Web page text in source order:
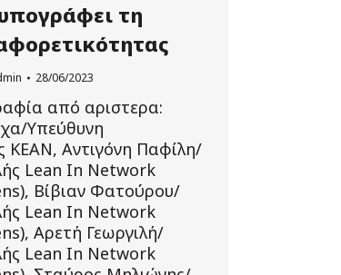
τη
28/06/2023
από αριστερα:
Υπεύθυνη
ΚΕΑΝ, Αντιγόνη Παφίλη/
Lean In Network
Βίβιαν Φατούρου/
Lean In Network
Aρετή Γεωργιλή/
Lean In Network